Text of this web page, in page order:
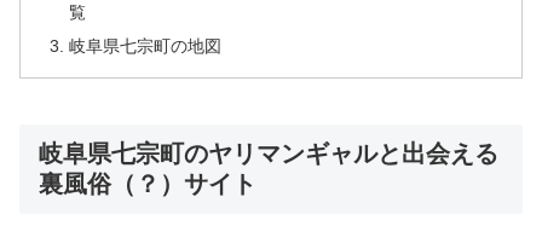
覧
岐阜県七宗町の地図
岐阜県七宗町のヤリマンギャルと出会える
裏風俗（？）サイト